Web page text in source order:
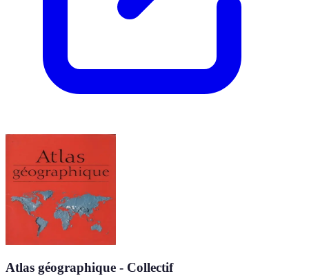
Atlas géographique - Collectif